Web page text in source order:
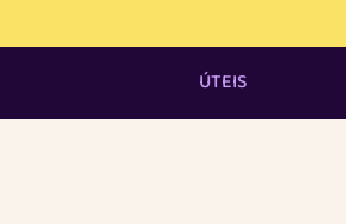
ÚTEIS